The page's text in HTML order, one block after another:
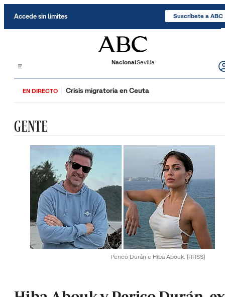
Accede sin límites Suscríbete a ABC
NacionalSevilla
EN DIRECTO Crisis migratoria en Ceuta
GENTE
Perico Durán e Hiba Abouk. (RRSS)